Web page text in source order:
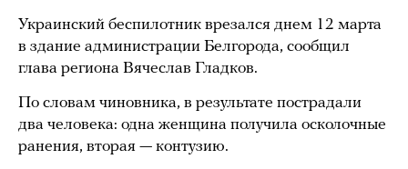
Украинский беспилотник врезался днем 12 марта
в здание администрации Белгорода, сообщил
глава региона Вячеслав Гладков.
По словам чиновника, в результате пострадали
два человека: одна женщина получила осколочные
ранения, вторая — контузию.